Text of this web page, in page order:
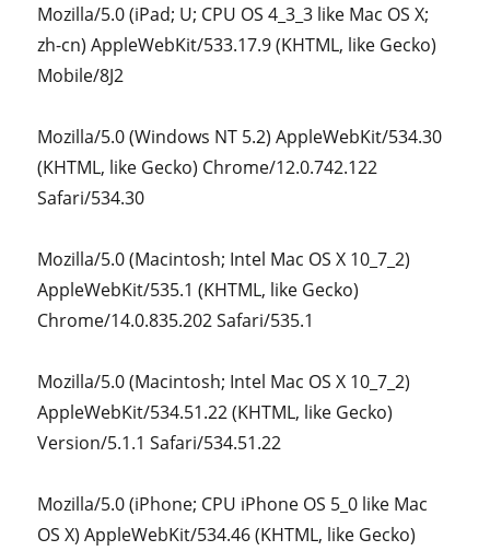
Mozilla/5.0 (iPad; U; CPU OS 4_3_3 like Mac OS X;
zh-cn) AppleWebKit/533.17.9 (KHTML, like Gecko)
Mobile/8J2
Mozilla/5.0 (Windows NT 5.2) AppleWebKit/534.30
(KHTML, like Gecko) Chrome/12.0.742.122
Safari/534.30
Mozilla/5.0 (Macintosh; Intel Mac OS X 10_7_2)
AppleWebKit/535.1 (KHTML, like Gecko)
Chrome/14.0.835.202 Safari/535.1
Mozilla/5.0 (Macintosh; Intel Mac OS X 10_7_2)
AppleWebKit/534.51.22 (KHTML, like Gecko)
Version/5.1.1 Safari/534.51.22
Mozilla/5.0 (iPhone; CPU iPhone OS 5_0 like Mac
OS X) AppleWebKit/534.46 (KHTML, like Gecko)